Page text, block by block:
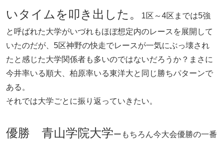
いタイムを叩き出した。
1区～4区までは5強
と呼ばれた大学がいづれもほぼ想定内のレースを展開して
いたのだが、5区神野の快走でレースが一気にぶっ壊され
たと感じた大学関係者も多いのではないだろうか？まさに
今井率いる順大、柏原率いる東洋大と同じ勝ちパターンで
ある。
それでは大学ごとに振り返っていきたい。
優勝 青山学院大学ーもちろん今大会優勝の一番